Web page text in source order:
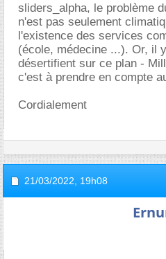
sliders_alpha, le problème
n'est pas seulement
l'existence des services
(école, médecine ...). Or, il
désertifient sur ce plan -
c'est à prendre en compte
Cordialement
21/03/2022, 19h08